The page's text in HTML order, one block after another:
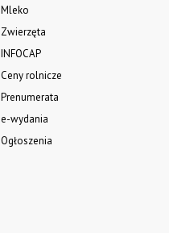
Mleko
Zwierzęta
INFOCAP
Ceny rolnicze
Prenumerata
e-wydania
Ogłoszenia